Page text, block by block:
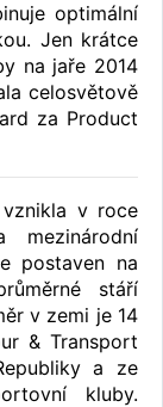
optimální
Jen krátce
na jaře 2014
celosvětově
za Product
vznikla v roce
postaven na
stáří
v zemi je 14
& Transport
a ze
kluby.